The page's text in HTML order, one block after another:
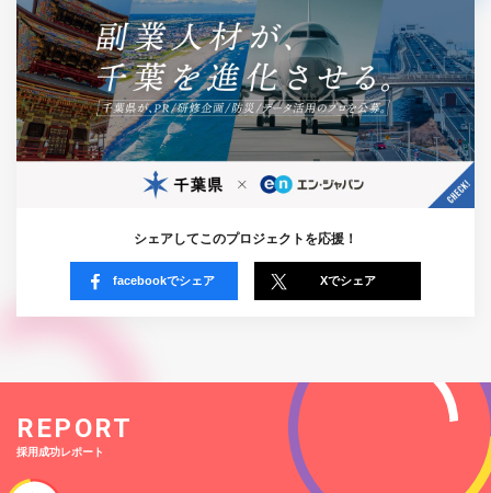
シェアしてこのプロジェクトを応援！
facebookでシェア Xでシェア
REPORT
採用成功レポート